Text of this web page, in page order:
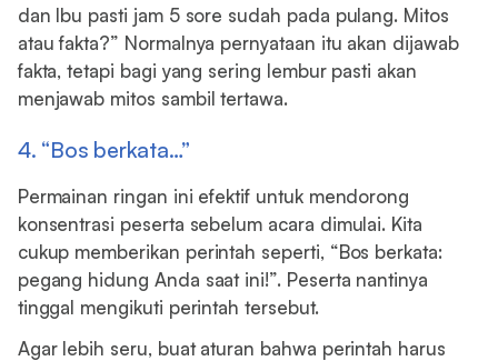
dan Ibu pasti jam 5 sore sudah pada pulang. Mitos
atau fakta?” Normalnya pernyataan itu akan dijawab
fakta, tetapi bagi yang sering lembur pasti akan
menjawab mitos sambil tertawa.
4. “Bos berkata…”
Permainan ringan ini efektif untuk mendorong
konsentrasi peserta sebelum acara dimulai. Kita
cukup memberikan perintah seperti, “Bos berkata:
pegang hidung Anda saat ini!”. Peserta nantinya
tinggal mengikuti perintah tersebut.
Agar lebih seru, buat aturan bahwa perintah harus